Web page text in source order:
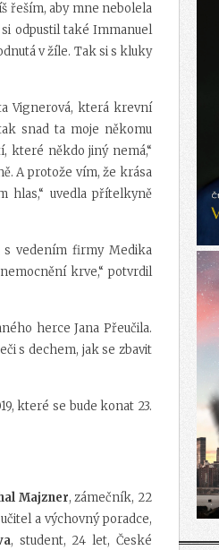
řeším, aby mne nebolela
odpustil také Immanuel
v žíle. Tak si s kluky
Vignerová, která krevní
snad ta moje někomu
které někdo jiný nemá,“
A protože vím, že krása
hlas,“ uvedla přítelkyně
s vedením firmy Medika
krve,“ potvrdil
herce Jana Přeučila.
s dechem, jak se zbavit
které se bude konat 23.
Majzner, zámečník, 22
učitel a výchovný poradce,
, student, 24 let, České